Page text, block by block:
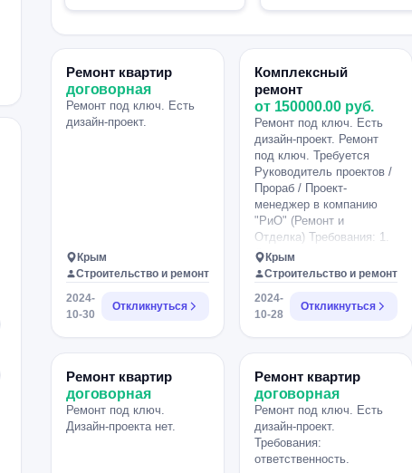
Ремонт квартир
договорная
Ремонт под ключ. Есть
дизайн-проект.
Крым
Строительство и ремонт
2024-
10-30
Откликнуться
Комплексный
ремонт
от 150000.00 руб.
Ремонт под ключ. Есть
дизайн-проект. Ремонт
под ключ. Требуется
Руководитель проектов /
Прораб / Проект-
менеджер в компанию
"РиО" (Ремонт и
Отделка) Требования: 1.
Опыт работы в сфере
комплексного ремонта
квартир. Знание
процессов и этапов
работ. 2.
Коммуникабельность,
стрессоустойчивость,
дела, знание русского
языка.­­­­­ 3. Наличие
автомобиля. 4. Знание
строительных
материалов и их
применение.­­­ 5. Наличие
Крым
Строительство и ремонт
2024-
10-28
Откликнуться
Ремонт квартир
договорная
Ремонт под ключ.
Дизайн-проекта нет.
Ремонт квартир
договорная
Ремонт под ключ. Есть
дизайн-проект.
Требования:
ответственность.